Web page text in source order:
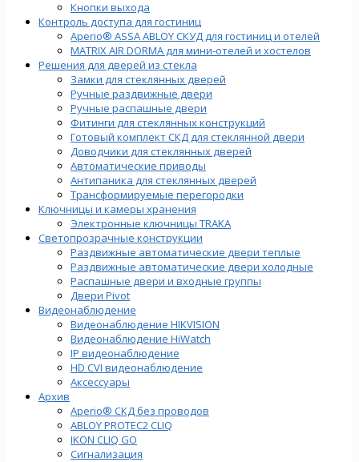
Кнопки выхода
Контроль доступа для гостиниц
Aperio® ASSA ABLOY СКУД для гостиниц и отелей
MATRIX AIR DORMA для мини-отелей и хостелов
Решения для дверей из стекла
Замки для стеклянных дверей
Ручные раздвижные двери
Ручные распашные двери
Фитинги для стеклянных конструкций
Готовый комплект СКД для стеклянной двери
Доводчики для стеклянных дверей
Автоматические приводы
Антипаника для стеклянных дверей
Трансформируемые перегородки
Ключницы и камеры хранения
Электронные ключницы TRAKA
Светопрозрачные конструкции
Раздвижные автоматические двери теплые
Раздвижные автоматические двери холодные
Распашные двери и входные группы
Двери Pivot
Видеонаблюдение
Видеонаблюдение HIKVISION
Видеонаблюдение HiWatch
IP видеонаблюдение
HD CVI видеонаблюдение
Аксессуары
Архив
Aperio® СКД без проводов
ABLOY PROTEC2 CLIQ
IKON CLIQ GO
Сигнализация